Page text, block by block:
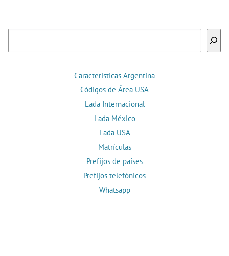
Características Argentina
Códigos de Área USA
Lada Internacional
Lada México
Lada USA
Matrículas
Prefijos de países
Prefijos telefónicos
Whatsapp